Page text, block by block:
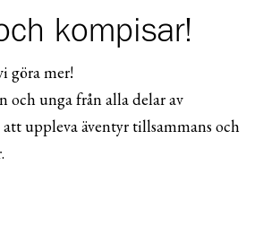
kompisar!
göra mer!
och unga från alla delar av
att uppleva äventyr tillsammans och